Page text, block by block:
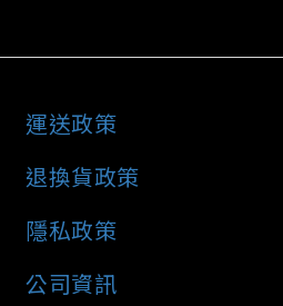
運送政策
退換貨政策
隱私政策
公司資訊